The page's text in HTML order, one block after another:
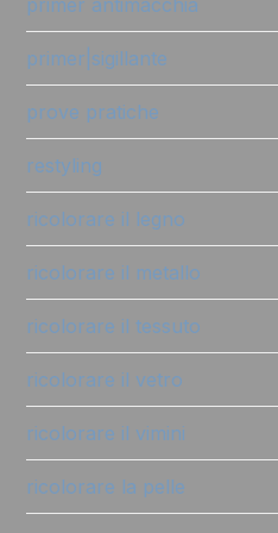
primer|sigillante
prove pratiche
restyling
ricolorare il legno
ricolorare il metallo
ricolorare il tessuto
ricolorare il vetro
ricolorare il vimini
ricolorare la pelle